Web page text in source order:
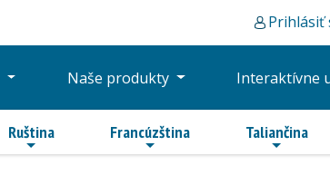
Prihlásiť
Naše produkty Interaktívne
Ruština Francúzština Taliančina